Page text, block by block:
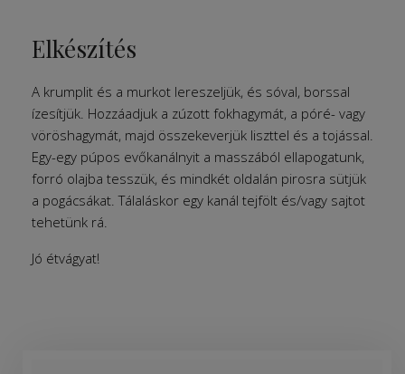
Elkészítés
A krumplit és a murkot lereszeljük, és sóval, borssal
ízesítjük. Hozzáadjuk a zúzott fokhagymát, a póré- vagy
vöröshagymát, majd összekeverjük liszttel és a tojással.
Egy-egy púpos evőkanálnyit a masszából ellapogatunk,
forró olajba tesszük, és mindkét oldalán pirosra sütjük
a pogácsákat. Tálaláskor egy kanál tejfölt és/vagy sajtot
tehetünk rá.
Jó étvágyat!